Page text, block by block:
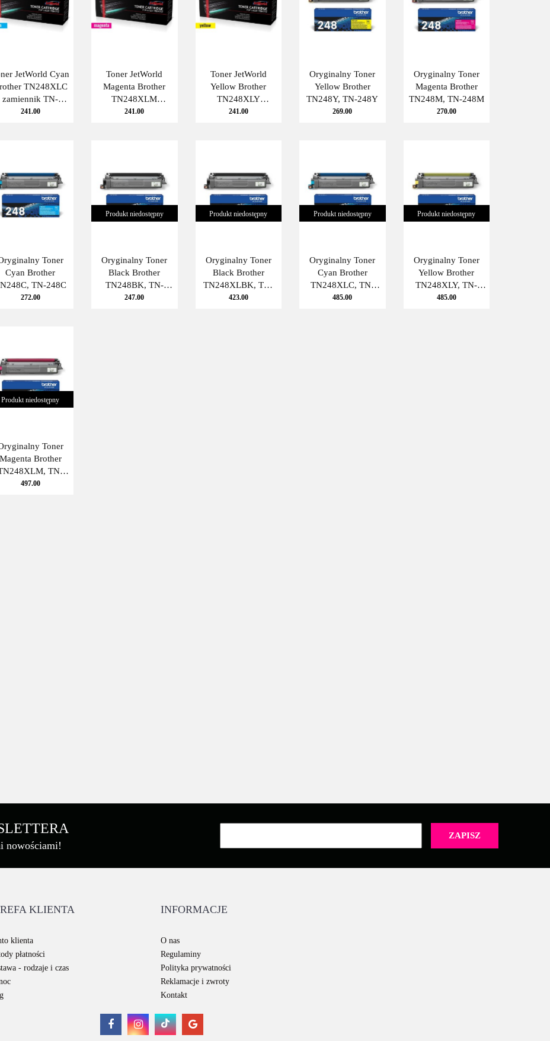
JetWorld Cyan
TN248XLC
zamiennik TN-
248XLC JetWorld
241.00
Toner JetWorld
Magenta Brother
TN248XLM
zamiennik TN-
241.00
Toner JetWorld
Yellow Brother
TN248XLY
zamiennik TN-
241.00
Oryginalny Toner
Yellow Brother
TN248Y, TN-248Y
269.00
Oryginalny Toner
Magenta Brother
TN248M, TN-248M
270.00
Toner
Cyan Brother
TN-248C
272.00
Produkt niedostępny
Oryginalny Toner
Black Brother
TN248BK, TN-
248BK
247.00
Produkt niedostępny
Oryginalny Toner
Black Brother
TN248XLBK, TN-
248XLBK
423.00
Produkt niedostępny
Oryginalny Toner
Cyan Brother
TN248XLC, TN-
248XLC
485.00
Produkt niedostępny
Oryginalny Toner
Yellow Brother
TN248XLY, TN-
248XLY
485.00
Produkt niedostępny
Toner
Magenta Brother
TN-
248XLM
497.00
nowościami!
KLIENTA
klienta
płatności
- rodzaje i czas
INFORMACJE
O nas
Regulaminy
Polityka prywatności
Reklamacje i zwroty
Kontakt